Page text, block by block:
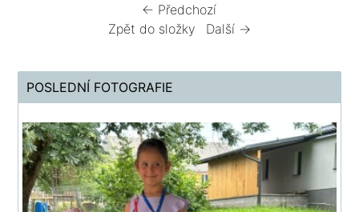
← Předchozí
Zpět do složky
Další →
POSLEDNÍ FOTOGRAFIE